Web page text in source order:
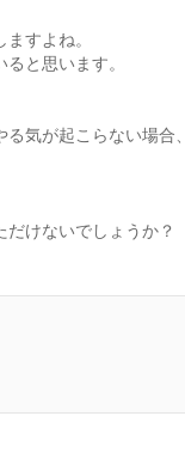
すよね。
と思います。
気が起こらない場
けないでしょうか？